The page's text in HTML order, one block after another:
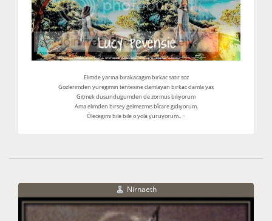
Elımde yarına bırakacagım bırkac satır soz
Gozlerımden yuregımın tentesıne damlayan bırkac damla yas
Gıtmek dusundugumden de zormus bılıyorum
Ama elımden bırsey gelmezmıs bîcare gıdıyorum.
Ölecegımı bıle bıle o yola yuruyorum.. ~
Nirnaeth